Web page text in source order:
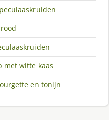
met witte kaas
en tonijn